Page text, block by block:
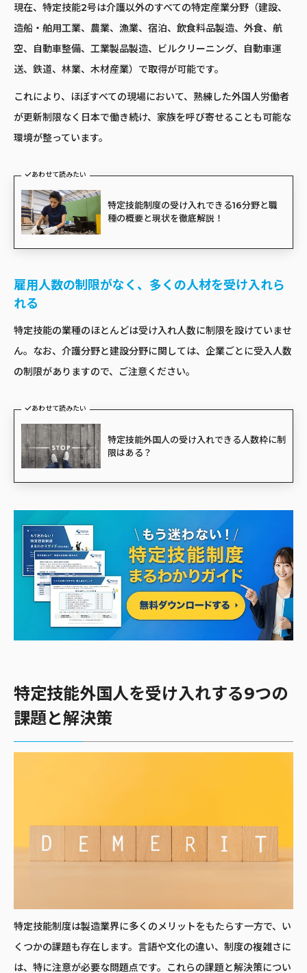
現在、特定技能2号は介護以外のすべての特定産業分野（建設、
造船・舶用工業、農業、漁業、宿泊、飲食料品製造、外食、航
空、自動車整備、工業製品製造、ビルクリーニング、自動車運
送、鉄道、林業、木材産業）で取得が可能です。
これにより、ほぼすべての現場において、熟練した外国人労働者
が更新制限なく日本で働き続け、家族を呼び寄せることも可能な
環境が整っています。
あわせて読みたい
特定技能制度の受け入れできる16分野と職
種の概要と現状を徹底解説！
雇用人数の制限がなく、多くの人材を受け入れら
れる
特定技能の業種のほとんどは受け入れ人数に制限を設けていませ
ん。なお、介護分野と建設分野に関しては、企業ごとに受入人数
の制限がありますので、ご注意ください。
あわせて読みたい
特定技能外国人の受け入れできる人数枠に制
限はある？
特定技能外国人を受け入れする9つの
課題と解決策
特定技能制度は製造業界に多くのメリットをもたらす一方で、い
くつかの課題も存在します。言語や文化の違い、制度の複雑さに
は、特に注意が必要な問題点です。これらの課題と解決策につい